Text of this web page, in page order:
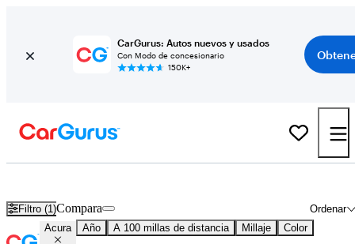
CarGurus: Autos nuevos y usados
Con Modo de concesionario
150K+
Filtro (1) Ordenar
Compara
Acura Año A 100 millas de distancia Millaje Color